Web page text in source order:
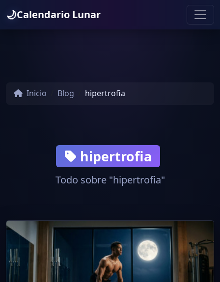
🌙Calendario Lunar
Inicio Blog hipertrofia
hipertrofia
Todo sobre "hipertrofia"